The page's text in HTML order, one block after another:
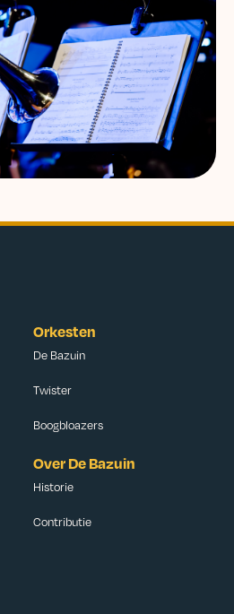
Orkesten
De Bazuin
Twister
Boogbloazers
Over De Bazuin
Historie
Contributie